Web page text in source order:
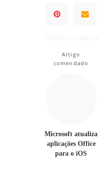
Artigo
comendado
Microsoft atualiza
aplicações Office
para o iOS